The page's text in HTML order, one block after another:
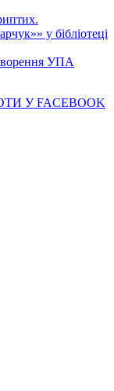
у бібліотеці
УПА